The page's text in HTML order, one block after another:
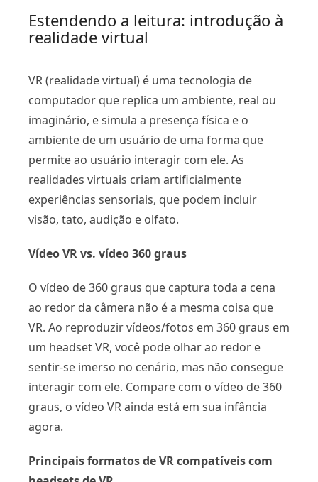
Estendendo a leitura: introdução à
realidade virtual
VR (realidade virtual) é uma tecnologia de
computador que replica um ambiente, real ou
imaginário, e simula a presença física e o
ambiente de um usuário de uma forma que
permite ao usuário interagir com ele. As
realidades virtuais criam artificialmente
experiências sensoriais, que podem incluir
visão, tato, audição e olfato.
Vídeo VR vs. vídeo 360 graus
O vídeo de 360 ​​graus que captura toda a cena
ao redor da câmera não é a mesma coisa que
VR. Ao reproduzir vídeos/fotos em 360 graus em
um headset VR, você pode olhar ao redor e
sentir-se imerso no cenário, mas não consegue
interagir com ele. Compare com o vídeo de 360 ​​
graus, o vídeo VR ainda está em sua infância
agora.
Principais formatos de VR compatíveis com